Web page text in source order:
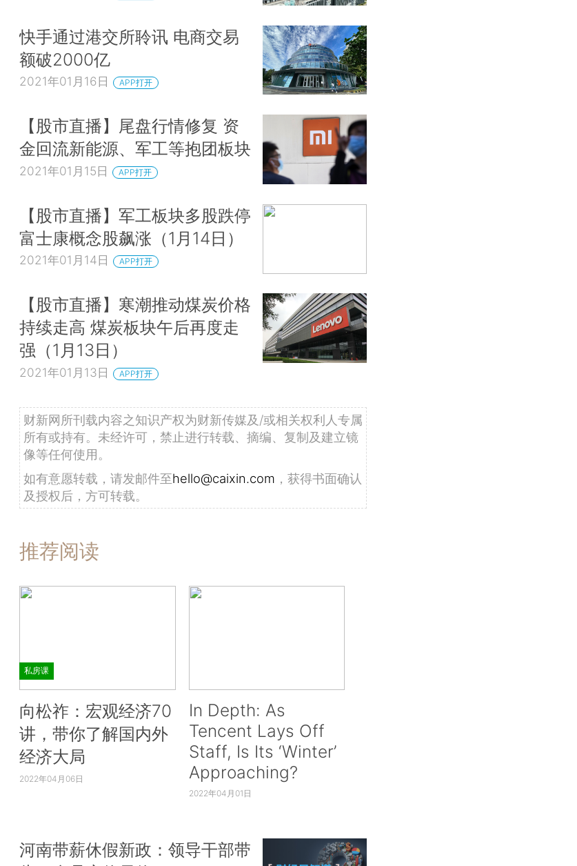
快手通过港交所聆讯 电商交易
额破2000亿
2021年01月16日 APP打开
【股市直播】尾盘行情修复 资
金回流新能源、军工等抱团板块
2021年01月15日 APP打开
【股市直播】军工板块多股跌停
富士康概念股飙涨（1月14日）
2021年01月14日 APP打开
【股市直播】寒潮推动煤炭价格
持续走高 煤炭板块午后再度走
强（1月13日）
2021年01月13日 APP打开
财新网所刊载内容之知识产权为财新传媒及/或相关权利人专属
所有或持有。未经许可，禁止进行转载、摘编、复制及建立镜
像等任何使用。
如有意愿转载，请发邮件至hello@caixin.com ，获得书面确认
及授权后，方可转载。
推荐阅读
私房课
向松祚：宏观经济70
讲，带你了解国内外
经济大局
2022年04月06日
In Depth: As
Tencent Lays Off
Staff, Is Its ‘Winter’
Approaching?
2022年04月01日
河南带薪休假新政：领导干部带